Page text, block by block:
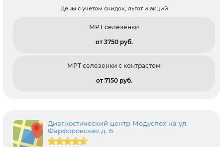
Цены с учетом скидок, льгот и акций
МРТ селезенки
от 3750 pуб.
МРТ селезенки с контрастом
от 7150 pуб.
Диагностический центр Медуспех на ул.
Фарфоровская д. 6